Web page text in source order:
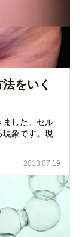
をいく
ました。セル
象です。現
2013.07.19